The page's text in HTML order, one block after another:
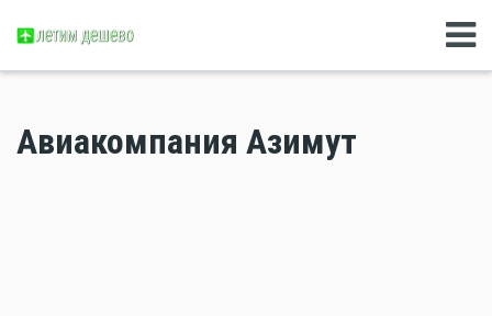
Авиакомпания Азимут